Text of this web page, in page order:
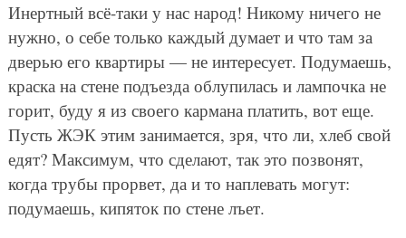
Инертный всё-таки у нас народ! Никому ничего не
нужно, о себе только каждый думает и что там за
дверью его квартиры — не интересует. Подумаешь,
краска на стене подъезда облупилась и лампочка не
горит, буду я из своего кармана платить, вот еще.
Пусть ЖЭК этим занимается, зря, что ли, хлеб свой
едят? Максимум, что сделают, так это позвонят,
когда трубы прорвет, да и то наплевать могут:
подумаешь, кипяток по стене лъет.